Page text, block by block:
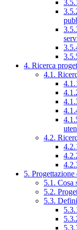
4. Ricerca
4.1.
4.2.
5. Progettazione
5.1. Cosa
5.2.
5.3.